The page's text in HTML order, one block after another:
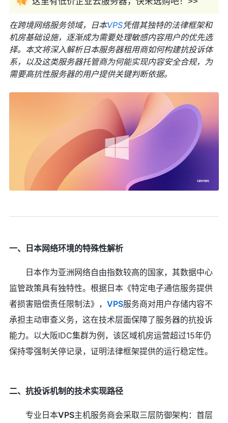
在跨境网络服务领域，日本VPS凭借其独特的法律框架和
机房基础设施，逐渐成为需要处理敏感内容用户的优先选
择。本文将深入解析日本服务器租用商如何构建抗投诉体
系，以及这类服务器托管商为何能实现内容安全合规，为
需要高抗性服务器的用户提供关键判断依据。
一、日本网络环境的特殊性解析
日本作为亚洲网络自由指数较高的国家，其数据中心
监管政策具有独特性。根据日本《特定电子通信服务提供
者损害赔偿责任限制法》， VPS服务商对用户存储内容不
承担主动审查义务，这在技术层面保障了服务器的抗投诉
能力。以大阪IDC集群为例，该区域机房运营超过15年仍
保持零强制关停记录，证明法律框架提供的运行稳定性。
二、抗投诉机制的技术实现路径
专业日本VPS主机服务商会采取三层防御架构：首层